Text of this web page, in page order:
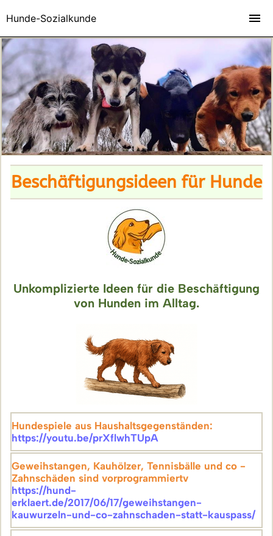
Beschäftigungsideen für Hunde
Unkomplizierte Ideen für die Beschäftigung
von Hunden im Alltag.
Hundespiele aus Haushaltsgegenständen:
https://youtu.be/prXflwhTUpA
Geweihstangen, Kauhölzer, Tennisbälle und co -
Zahnschäden sind vorprogrammiertv
https://hund-
erklaert.de/2017/06/17/geweihstangen-
kauwurzeln-und-co-zahnschaden-statt-kauspass/
Hunde-Sozialkunde